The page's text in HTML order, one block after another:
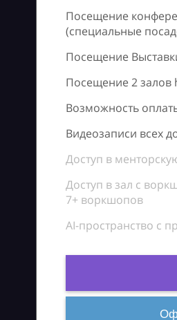
Посещение
(специальные
Посещение
Посещение 2 залов
Возможность
Видеозаписи всех
Доступ в
Доступ в зал с
7+ воркшопов
AI-пространство с